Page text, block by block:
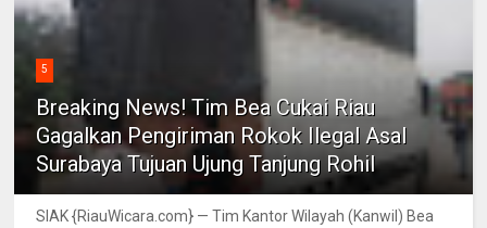
5
Breaking News! Tim Bea Cukai Riau
Gagalkan Pengiriman Rokok Ilegal Asal
Surabaya Tujuan Ujung Tanjung Rohil
SIAK {RiauWicara.com} — Tim Kantor Wilayah (Kanwil) Bea